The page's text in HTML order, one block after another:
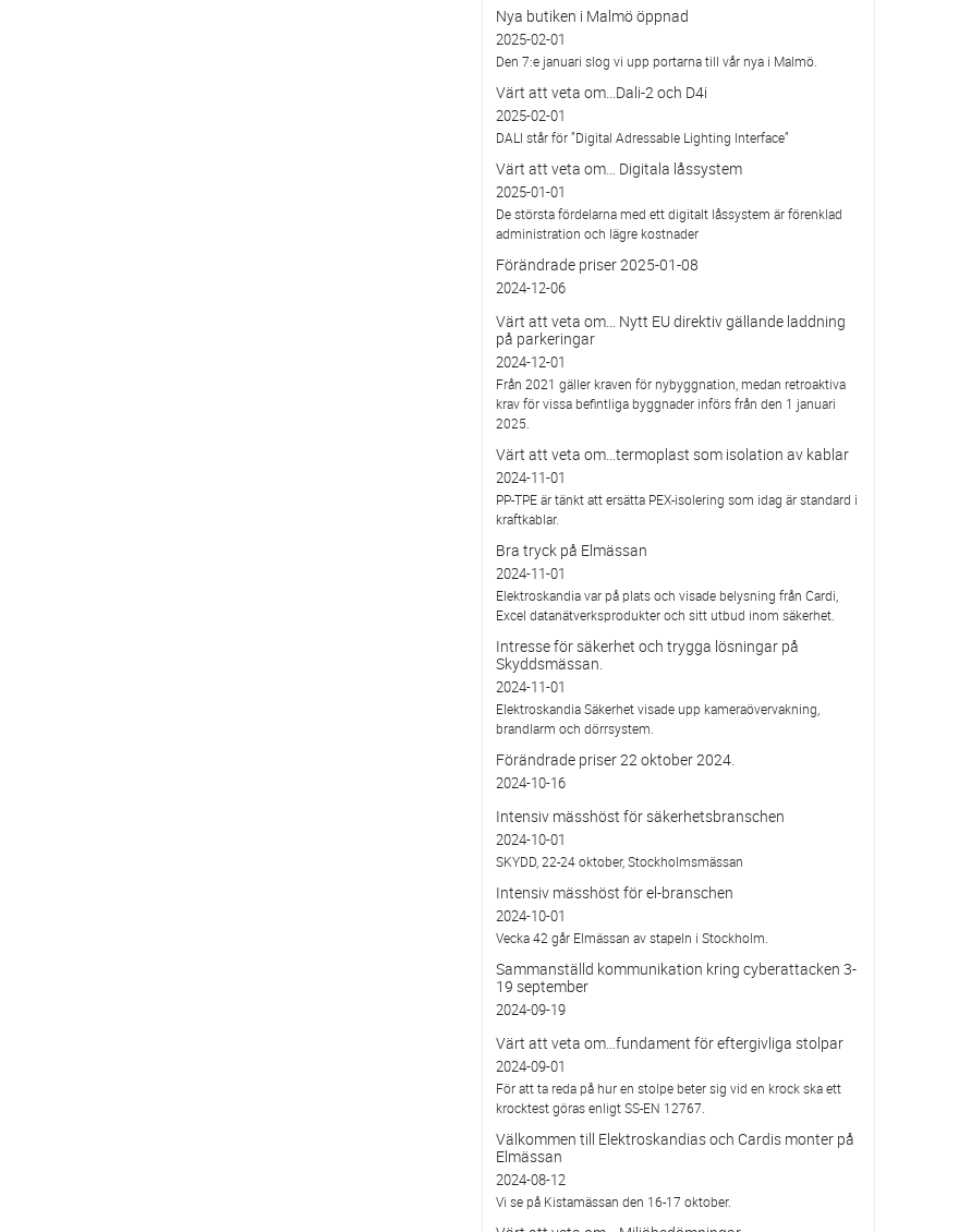
Nya butiken i Malmö öppnad
2025-02-01
Den 7:e januari slog vi upp portarna till vår nya i Malmö.
Värt att veta om…Dali-2 och D4i
2025-02-01
DALI står för ”Digital Adressable Lighting Interface”
Värt att veta om… Digitala låssystem
2025-01-01
De största fördelarna med ett digitalt låssystem är förenklad
administration och lägre kostnader
Förändrade priser 2025-01-08
2024-12-06
Värt att veta om… Nytt EU direktiv gällande laddning
på parkeringar
2024-12-01
Från 2021 gäller kraven för nybyggnation, medan retroaktiva
krav för vissa befintliga byggnader införs från den 1 januari
2025.
Värt att veta om…termoplast som isolation av kablar
2024-11-01
PP-TPE är tänkt att ersätta PEX-isolering som idag är standard i
kraftkablar.
Bra tryck på Elmässan
2024-11-01
Elektroskandia var på plats och visade belysning från Cardi,
Excel datanätverksprodukter och sitt utbud inom säkerhet.
Intresse för säkerhet och trygga lösningar på
Skyddsmässan.
2024-11-01
Elektroskandia Säkerhet visade upp kameraövervakning,
brandlarm och dörrsystem.
Förändrade priser 22 oktober 2024.
2024-10-16
Intensiv mässhöst för säkerhetsbranschen
2024-10-01
SKYDD, 22-24 oktober, Stockholmsmässan
Intensiv mässhöst för el-branschen
2024-10-01
Vecka 42 går Elmässan av stapeln i Stockholm.
Sammanställd kommunikation kring cyberattacken 3-
19 september
2024-09-19
Värt att veta om…fundament för eftergivliga stolpar
2024-09-01
För att ta reda på hur en stolpe beter sig vid en krock ska ett
krocktest göras enligt SS-EN 12767.
Välkommen till Elektroskandias och Cardis monter på
Elmässan
2024-08-12
Vi se på Kistamässan den 16-17 oktober.